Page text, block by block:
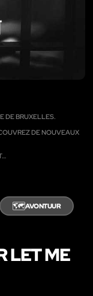
DE BRUXELLES.
DE NOUVEAUX
🗺️AVONTUUR
LET ME